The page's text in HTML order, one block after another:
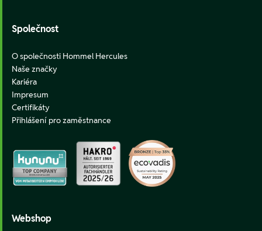
Společnost
O společnosti Hommel Hercules
Naše značky
Kariéra
Impresum
Certifikáty
Přihlášení pro zaměstnance
Webshop